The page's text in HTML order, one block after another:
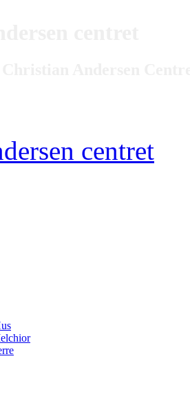
centret